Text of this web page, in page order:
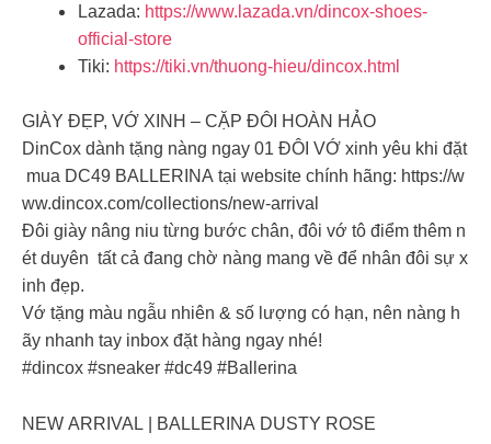
Lazada: https://www.lazada.vn/dincox-shoes-
official-store
Tiki: https://tiki.vn/thuong-hieu/dincox.html
GIÀY ĐẸP, VỚ XINH – CẶP ĐÔI HOÀN HẢO
DinCox dành tặng nàng ngay 01 ĐÔI VỚ xinh yêu khi đặt
mua DC49 BALLERINA tại website chính hãng: https://w
ww.dincox.com/collections/new-arrival
Đôi giày nâng niu từng bước chân, đôi vớ tô điểm thêm n
ét duyên tất cả đang chờ nàng mang về để nhân đôi sự x
inh đẹp.
Vớ tặng màu ngẫu nhiên & số lượng có hạn, nên nàng h
ãy nhanh tay inbox đặt hàng ngay nhé!
#dincox #sneaker #dc49 #Ballerina
NEW ARRIVAL | BALLERINA DUSTY ROSE